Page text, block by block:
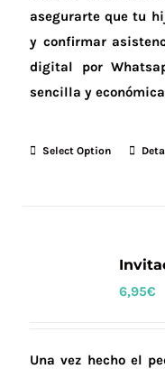
asegurarte que tu
y confirmar
digital por
sencilla y
Select Option
6,95€
Una vez hecho el